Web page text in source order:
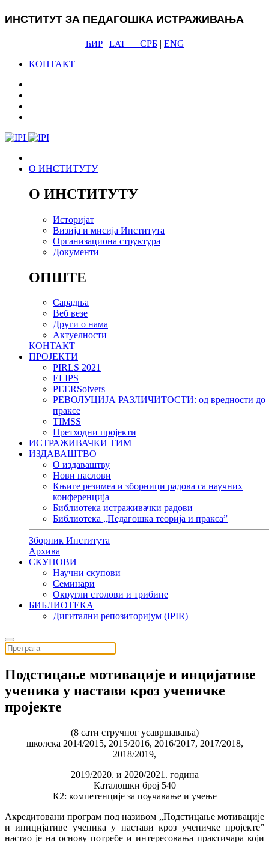
ИНСТИТУТ ЗА ПЕДАГОШКА ИСТРАЖИВАЊА
ЋИР | LAT СРБ | ENG
КОНТАКТ
О ИНСТИТУТУ
О ИНСТИТУТУ
Историјат
Визија и мисија Института
Организациона структура
Документи
ОПШТЕ
Сарадња
Веб везе
Други о нама
Актуелности
КОНТАКТ
ПРОЈЕКТИ
PIRLS 2021
ELIPS
PEERSolvers
РЕВОЛУЦИЈА РАЗЛИЧИТОСТИ: oд вредности до
праксе
TIMSS
Претходни пројекти
ИСТРАЖИВАЧКИ ТИМ
ИЗДАВАШТВО
О издаваштву
Нови наслови
Књиге резимеа и зборници радова са научних
конференција
Библиотека истраживачки радови
Библиотека „Педагошка теорија и пракса”
Зборник Института
Архива
СКУПОВИ
Научни скупови
Семинари
Округли столови и трибине
БИБЛИОТЕКА
Дигитални репозиторијум (IPIR)
Подстицање мотивације и инцијативе
ученика у настави кроз ученичке
пројекте
(8 сати стручног усавршавања)
школска 2014/2015, 2015/2016, 2016/2017, 2017/2018,
2018/2019,
2019/2020. и 2020/2021. година
Каталошки број 540
К2: компетенције за поучавање и учење
Акредитовани програм под називом „Подстицање мотивације
и иницијативе ученика у настави кроз ученичке пројекте”
настао је на основу потребе и интересовања практичара који